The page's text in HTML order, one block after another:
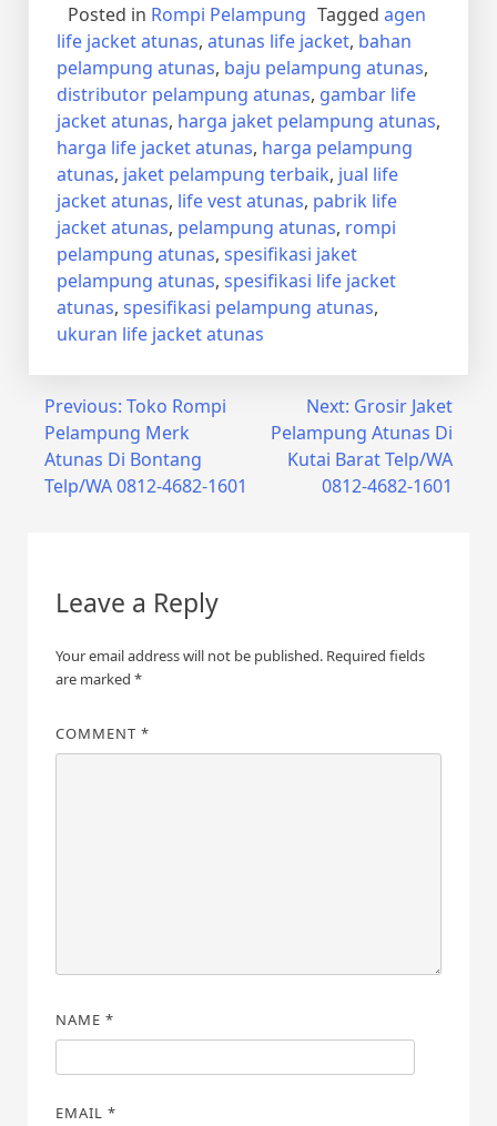
Posted in Rompi Pelampung Tagged agen
life jacket atunas, atunas life jacket, bahan
pelampung atunas, baju pelampung atunas,
distributor pelampung atunas, gambar life
jacket atunas, harga jaket pelampung atunas,
harga life jacket atunas, harga pelampung
atunas, jaket pelampung terbaik, jual life
jacket atunas, life vest atunas, pabrik life
jacket atunas, pelampung atunas, rompi
pelampung atunas, spesifikasi jaket
pelampung atunas, spesifikasi life jacket
atunas, spesifikasi pelampung atunas,
ukuran life jacket atunas
Post
navigation
Previous: Toko Rompi
Pelampung Merk
Atunas Di Bontang
Telp/WA 0812-4682-1601
Next: Grosir Jaket
Pelampung Atunas Di
Kutai Barat Telp/WA
0812-4682-1601
Leave a Reply
Your email address will not be published. Required fields
are marked *
COMMENT *
NAME *
EMAIL *